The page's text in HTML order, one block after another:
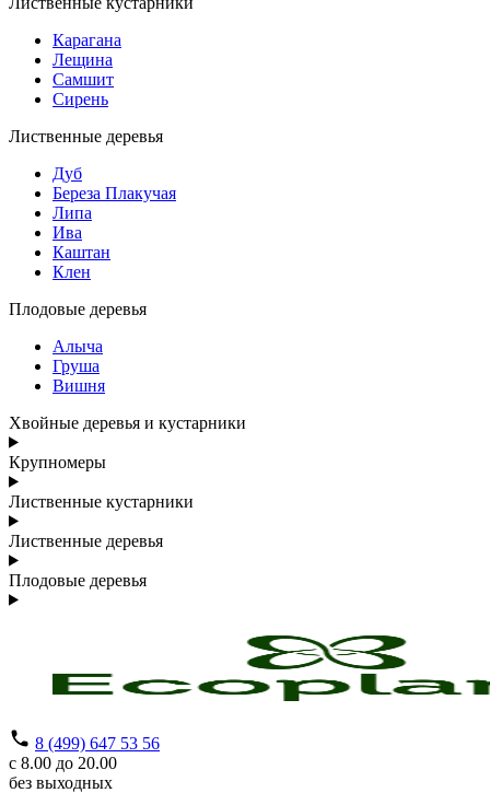
Карагана
Лещина
Самшит
Сирень
Лиственные деревья
Дуб
Береза Плакучая
Липа
Ива
Каштан
Клен
Плодовые деревья
Алыча
Груша
Вишня
Хвойные деревья и кустарники
Крупномеры
Лиственные кустарники
Лиственные деревья
Плодовые деревья
8 (499) 647 53 56
с 8.00 до 20.00
без выходных